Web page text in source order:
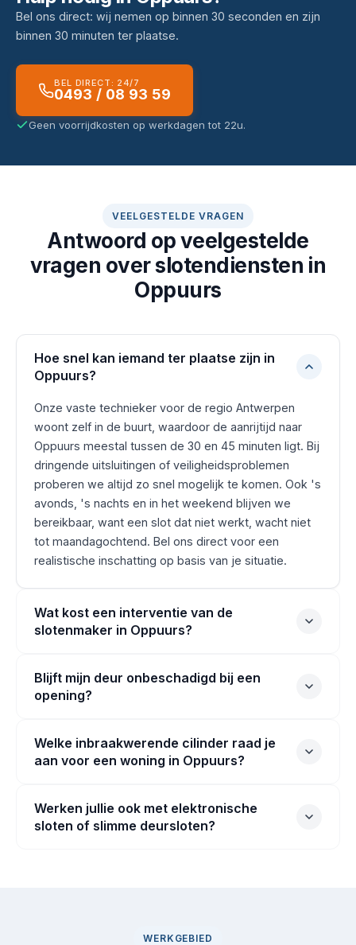
Bel ons direct: wij nemen op binnen 30 seconden en zijn
binnen 30 minuten ter plaatse.
BEL DIRECT: 24/7
0493 / 08 93 59
Geen voorrijdkosten op werkdagen tot 22u.
VEELGESTELDE VRAGEN
Antwoord op veelgestelde
vragen over slotendiensten in
Oppuurs
Hoe snel kan iemand ter plaatse zijn in
Oppuurs?
Onze vaste technieker voor de regio Antwerpen
woont zelf in de buurt, waardoor de aanrijtijd naar
Oppuurs meestal tussen de 30 en 45 minuten ligt. Bij
dringende uitsluitingen of veiligheidsproblemen
proberen we altijd zo snel mogelijk te komen. Ook 's
avonds, 's nachts en in het weekend blijven we
bereikbaar, want een slot dat niet werkt, wacht niet
tot maandagochtend. Bel ons direct voor een
realistische inschatting op basis van je situatie.
Wat kost een interventie van de
slotenmaker in Oppuurs?
Blijft mijn deur onbeschadigd bij een
opening?
Welke inbraakwerende cilinder raad je
aan voor een woning in Oppuurs?
Werken jullie ook met elektronische
sloten of slimme deursloten?
WERKGEBIED